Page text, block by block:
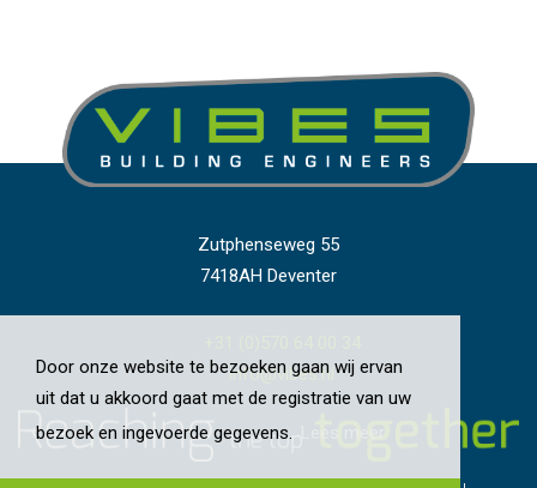
Door onze website te bezoeken gaan wij ervan
uit dat u akkoord gaat met de registratie van uw
bezoek en ingevoerde gegevens.
Zutphenseweg 55
7418AH Deventer
info@vibes.nl